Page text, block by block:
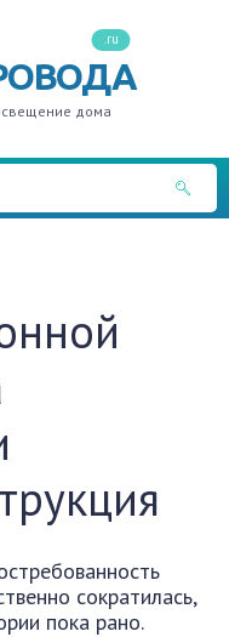
.ru
дома
сократилась,
пока рано.